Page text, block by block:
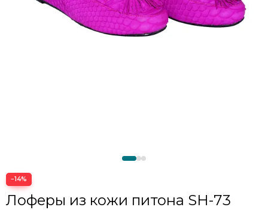
−14%
Лоферы из кожи питона SH-73